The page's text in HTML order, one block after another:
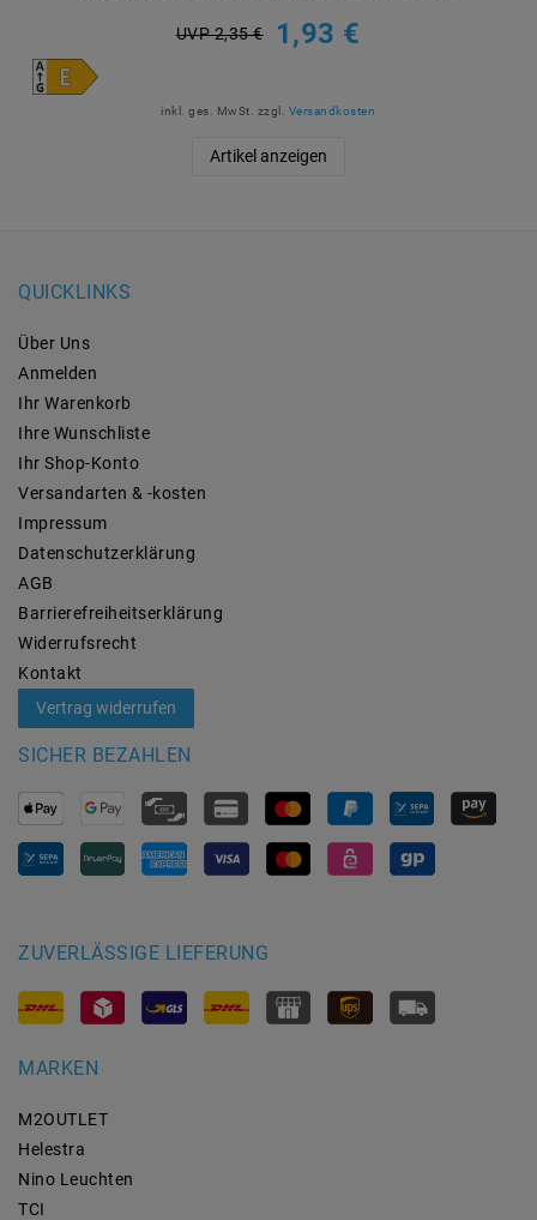
UVP 2,35 € 1,93 €
inkl. ges. MwSt. zzgl. Versandkosten
Artikel anzeigen
QUICKLINKS
Über Uns
Anmelden
Ihr Warenkorb
Ihre Wunschliste
Ihr Shop-Konto
Versandarten & -kosten
Impressum
Daten­schutz­erklärung
AGB
Barrierefreiheitserklärung
Widerrufs­recht
Kontakt
Vertrag widerrufen
SICHER BEZAHLEN
ZUVERLÄSSIGE LIEFERUNG
MARKEN
M2OUTLET
Helestra
Nino Leuchten
TCI